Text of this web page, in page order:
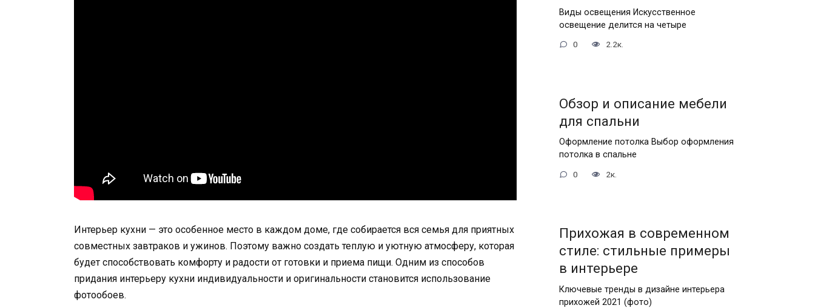
Интерьер кухни — это особенное место в каждом доме, где собирается вся семья для приятных
совместных завтраков и ужинов. Поэтому важно создать теплую и уютную атмосферу, которая
будет способствовать комфорту и радости от готовки и приема пищи. Одним из способов
придания интерьеру кухни индивидуальности и оригинальности становится использование
фотообоев.
Виды освещения Искусственное
освещение делится на четыре
0 2.2к.
Обзор и описание мебели
для спальни
Оформление потолка Выбор оформления
потолка в спальне
0 2к.
Прихожая в современном
стиле: стильные примеры
в интерьере
Ключевые тренды в дизайне интерьера
прихожей 2021 (фото)